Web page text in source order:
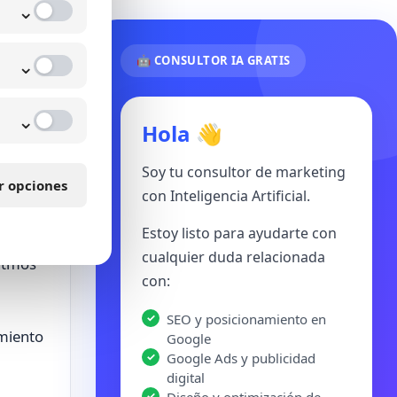
🤖 CONSULTOR IA GRATIS
Hola 👋
Soy tu consultor de marketing
con Inteligencia Artificial.
Estoy listo para ayudarte con
cualquier duda relacionada
con:
SEO y posicionamiento en
Google
Google Ads y publicidad
digital
⌄
⌄
⌄
opciones